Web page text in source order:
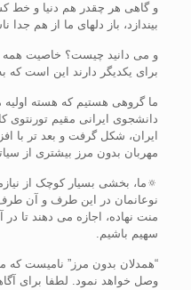
و گاهی هر چقدر هم دنیا و خط
بیندازد، باز دلهای ما از هم جدا
و می دانید چیست؟ خاصیت همه
برای یکدیگر دارند این است که
ما گروهی هستیم که هسته
دانشجوی ایرانی مقیم تورنتوی
ایران، شکل گرفت و بعد تر با
مهربان بدون مرز بیشتری از
🔅ما، بخشی بسیار کوچک از
نوعانمان در این طرف و آن
منت نهاده، اجازه می دهند تا
سهیم باشیم.
“همدلان بدون مرز” نامیست که
وصل خواهد نمود. لطفا برای